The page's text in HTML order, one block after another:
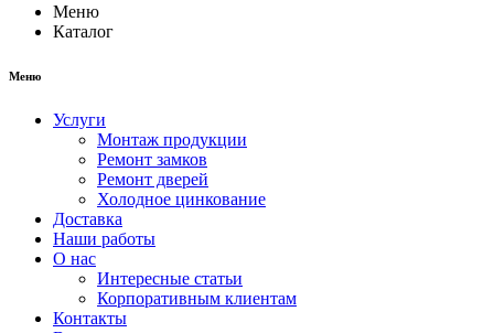
Меню
Каталог
Меню
Услуги
Монтаж продукции
Ремонт замков
Ремонт дверей
Холодное цинкование
Доставка
Наши работы
О нас
Интересные статьи
Корпоративным клиентам
Контакты